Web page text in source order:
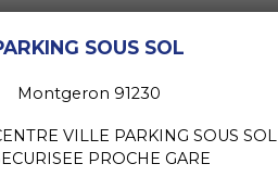
SOUS SOL
Montgeron 91230
VILLE PARKING SOUS SOL
PROCHE GARE